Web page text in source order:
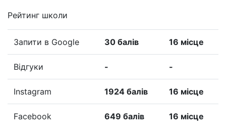
Рейтинг школи
Запити в Google 30 балів 16 місце
Відгуки - -
Instagram 1924 балів 16 місце
Facebook 649 балів 16 місце